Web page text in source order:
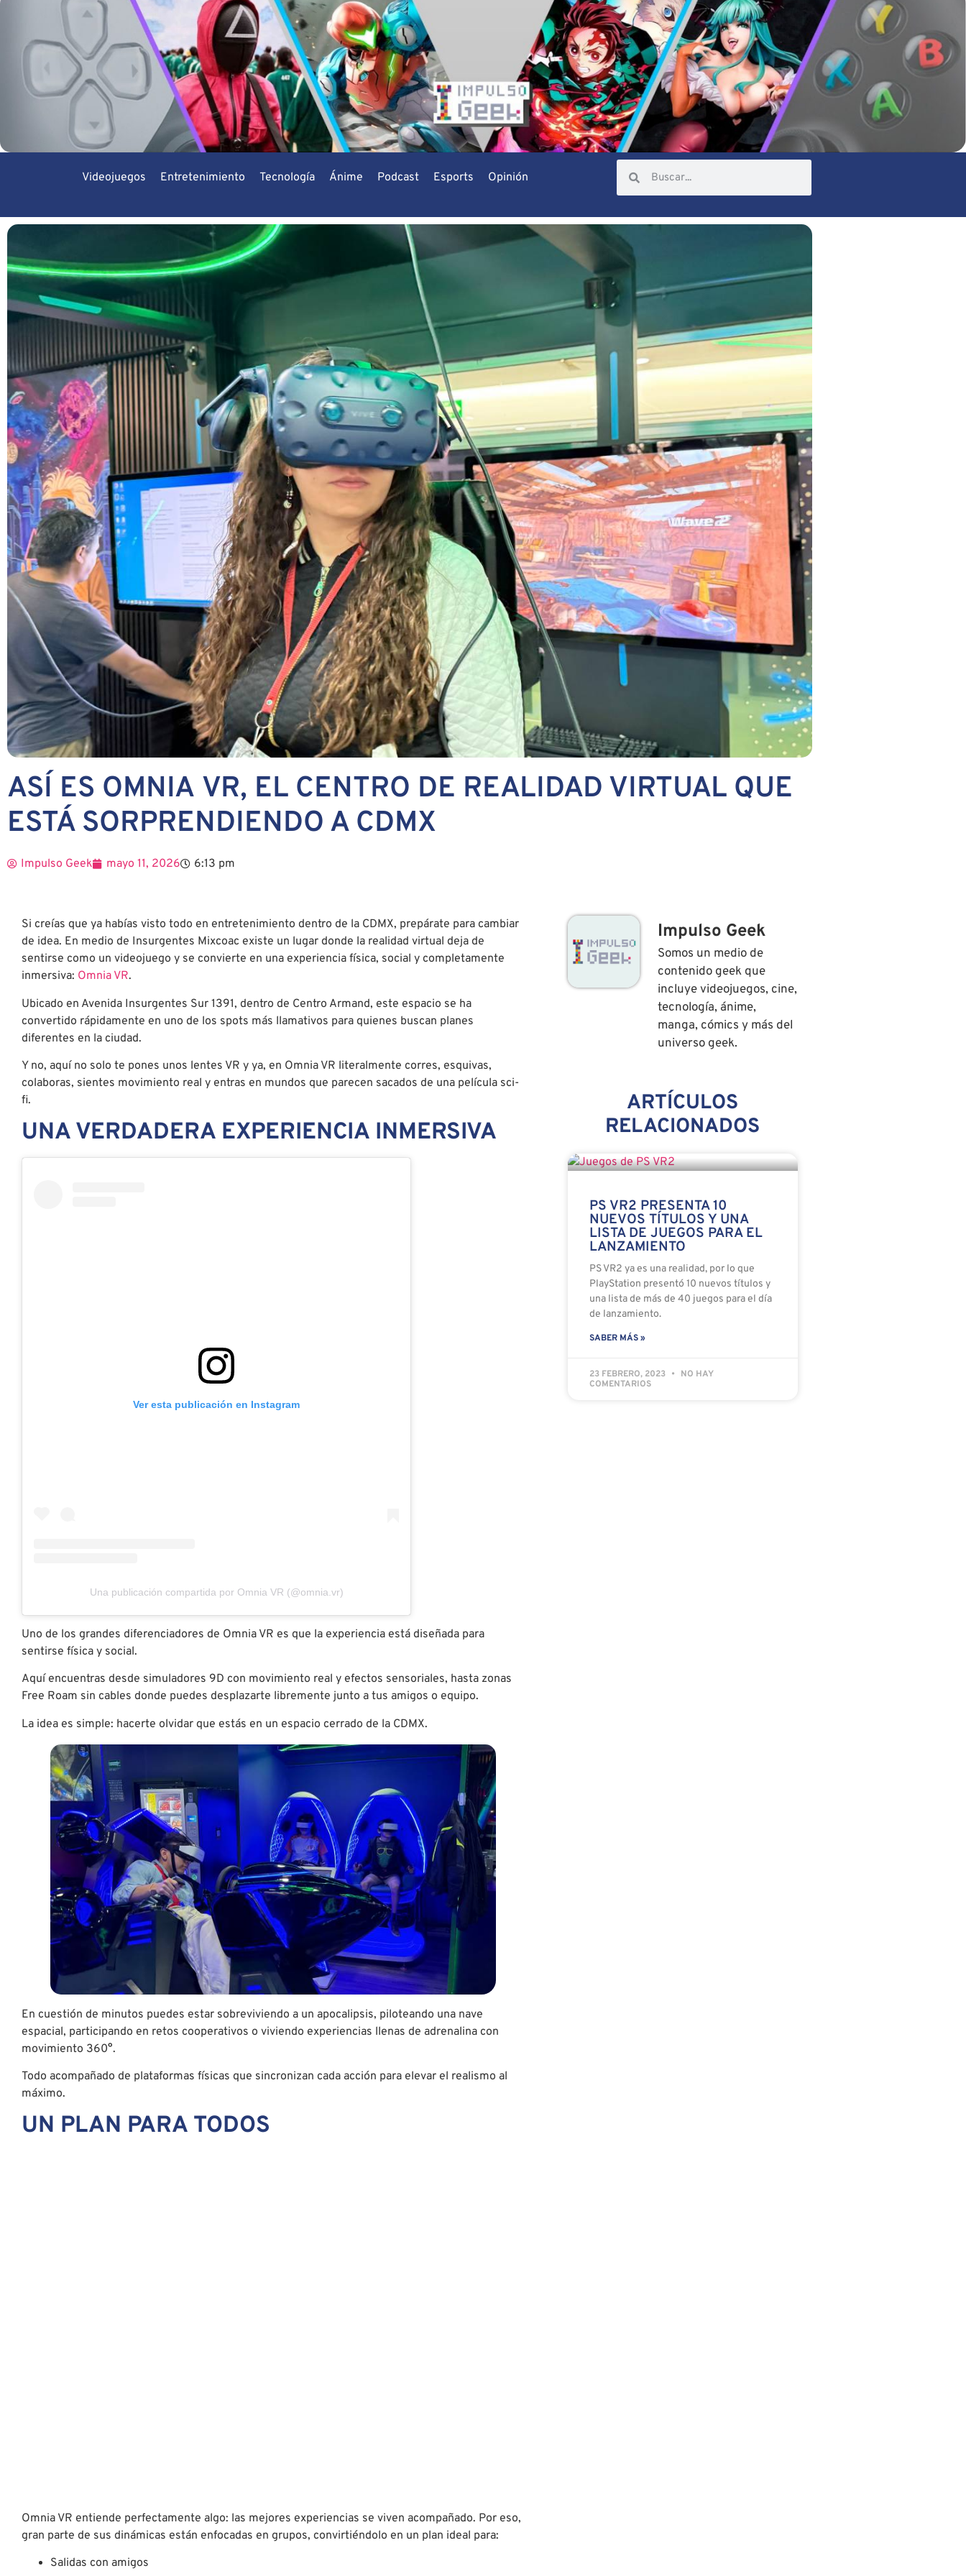
Videojuegos Entretenimiento Tecnología Ánime Podcast Esports Opinión
ASÍ ES OMNIA VR, EL CENTRO DE REALIDAD VIRTUAL QUE
ESTÁ SORPRENDIENDO A CDMX
Impulso Geek mayo 11, 2026 6:13 pm
Si creías que ya habías visto todo en entretenimiento dentro de la CDMX, prepárate para cambiar
de idea. En medio de Insurgentes Mixcoac existe un lugar donde la realidad virtual deja de
sentirse como un videojuego y se convierte en una experiencia física, social y completamente
inmersiva: Omnia VR.
Ubicado en Avenida Insurgentes Sur 1391, dentro de Centro Armand, este espacio se ha
convertido rápidamente en uno de los spots más llamativos para quienes buscan planes
diferentes en la ciudad.
Y no, aquí no solo te pones unos lentes VR y ya, en Omnia VR literalmente corres, esquivas,
colaboras, sientes movimiento real y entras en mundos que parecen sacados de una película sci-
fi.
UNA VERDADERA EXPERIENCIA INMERSIVA
Ver esta publicación en Instagram
Una publicación compartida por Omnia VR (@omnia.vr)
Uno de los grandes diferenciadores de Omnia VR es que la experiencia está diseñada para
sentirse física y social.
Aquí encuentras desde simuladores 9D con movimiento real y efectos sensoriales, hasta zonas
Free Roam sin cables donde puedes desplazarte libremente junto a tus amigos o equipo.
La idea es simple: hacerte olvidar que estás en un espacio cerrado de la CDMX.
En cuestión de minutos puedes estar sobreviviendo a un apocalipsis, piloteando una nave
espacial, participando en retos cooperativos o viviendo experiencias llenas de adrenalina con
movimiento 360°.
Todo acompañado de plataformas físicas que sincronizan cada acción para elevar el realismo al
máximo.
UN PLAN PARA TODOS
Omnia VR entiende perfectamente algo: las mejores experiencias se viven acompañado. Por eso,
gran parte de sus dinámicas están enfocadas en grupos, convirtiéndolo en un plan ideal para:
Salidas con amigos
Impulso Geek
Somos un medio de
contenido geek que
incluye videojuegos, cine,
tecnología, ánime,
manga, cómics y más del
universo geek.
ARTÍCULOS
RELACIONADOS
PS VR2 PRESENTA 10
NUEVOS TÍTULOS Y UNA
LISTA DE JUEGOS PARA EL
LANZAMIENTO
PS VR2 ya es una realidad, por lo que
PlayStation presentó 10 nuevos títulos y
una lista de más de 40 juegos para el día
de lanzamiento.
SABER MÁS »
23 FEBRERO, 2023
NO HAY
COMENTARIOS